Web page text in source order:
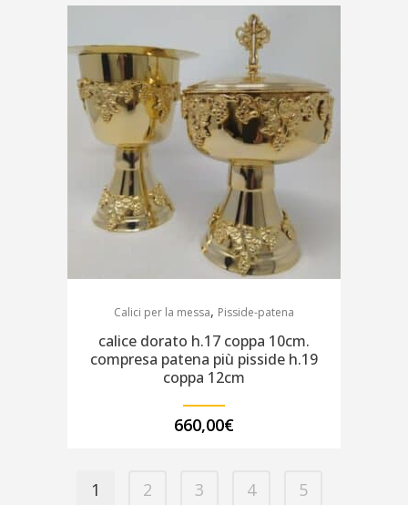
era:
929,00€.
è:
825,00€.
Calici per la messa, Pisside-patena
calice dorato h.17 coppa 10cm.
compresa patena più pisside h.19
coppa 12cm
660,00€
1 2 3 4
5